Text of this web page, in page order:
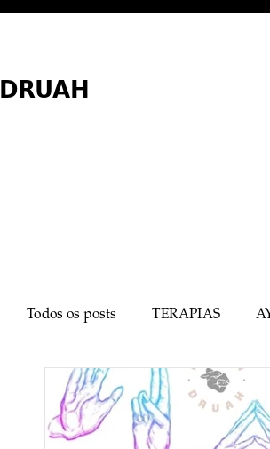
DRUAH
Todos os posts TERAPIAS
MEDICINA MINIMALISTA